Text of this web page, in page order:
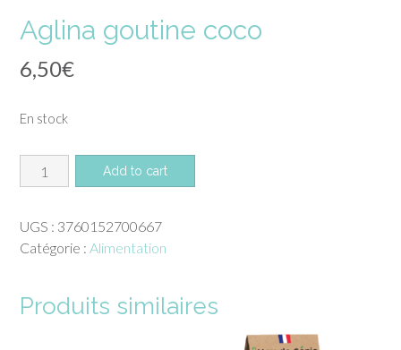
Aglina goutine coco
6,50€
En stock
quantité
de
goutine
coco
Add to cart
UGS : 3760152700667
Catégorie : Alimentation
Produits similaires